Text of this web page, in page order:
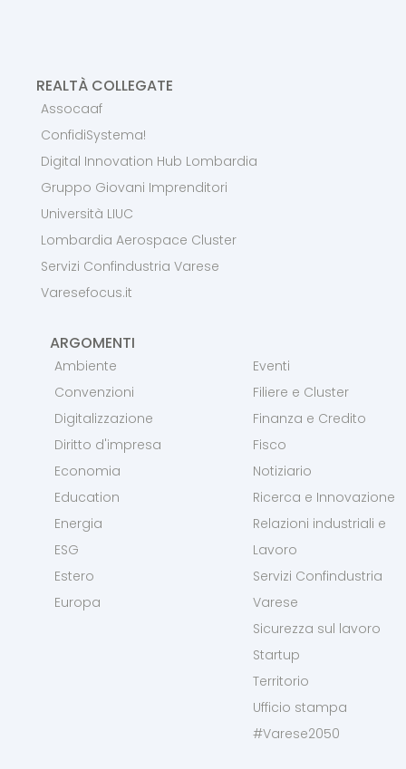
REALTÀ COLLEGATE
Assocaaf
ConfidiSystema!
Digital Innovation Hub Lombardia
Gruppo Giovani Imprenditori
Università LIUC
Lombardia Aerospace Cluster
Servizi Confindustria Varese
Varesefocus.it
ARGOMENTI
Ambiente
Convenzioni
Digitalizzazione
Diritto d'impresa
Economia
Education
Energia
ESG
Estero
Europa
Eventi
Filiere e Cluster
Finanza e Credito
Fisco
Notiziario
Ricerca e Innovazione
Relazioni industriali e
Lavoro
Servizi Confindustria
Varese
Sicurezza sul lavoro
Startup
Territorio
Ufficio stampa
#Varese2050